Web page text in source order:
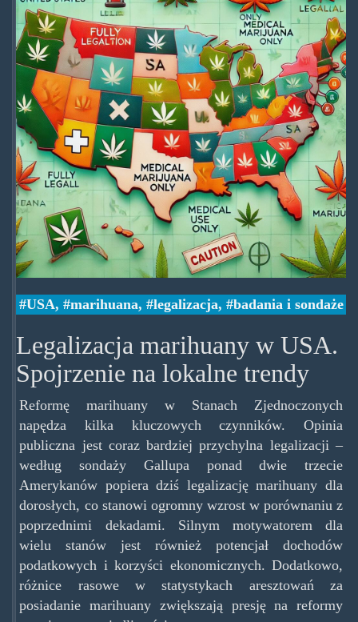
USA, marihuana, legalizacja, badania i sondaże
Legalizacja marihuany w USA.
Spojrzenie na lokalne trendy
Reformę marihuany w Stanach Zjednoczonych
napędza kilka kluczowych czynników. Opinia
publiczna jest coraz bardziej przychylna legalizacji –
według sondaży Gallupa ponad dwie trzecie
Amerykanów popiera dziś legalizację marihuany dla
dorosłych, co stanowi ogromny wzrost w porównaniu z
poprzednimi dekadami. Silnym motywatorem dla
wielu stanów jest również potencjał dochodów
podatkowych i korzyści ekonomicznych. Dodatkowo,
różnice rasowe w statystykach aresztowań za
posiadanie marihuany zwiększają presję na reformy